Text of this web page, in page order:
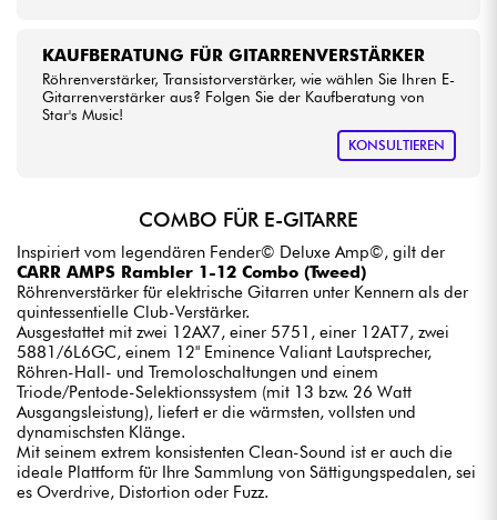
KAUFBERATUNG FÜR GITARRENVERSTÄRKER
Röhrenverstärker, Transistorverstärker, wie wählen Sie Ihren E-
Gitarrenverstärker aus? Folgen Sie der Kaufberatung von
Star's Music!
KONSULTIEREN
COMBO FÜR E-GITARRE
Inspiriert vom legendären Fender© Deluxe Amp©, gilt der
CARR AMPS Rambler 1-12 Combo (Tweed)
Röhrenverstärker für elektrische Gitarren unter Kennern als der
quintessentielle Club-Verstärker.
Ausgestattet mit zwei 12AX7, einer 5751, einer 12AT7, zwei
5881/6L6GC, einem 12" Eminence Valiant Lautsprecher,
Röhren-Hall- und Tremoloschaltungen und einem
Triode/Pentode-Selektionssystem (mit 13 bzw. 26 Watt
Ausgangsleistung), liefert er die wärmsten, vollsten und
dynamischsten Klänge.
Mit seinem extrem konsistenten Clean-Sound ist er auch die
ideale Plattform für Ihre Sammlung von Sättigungspedalen, sei
es Overdrive, Distortion oder Fuzz.